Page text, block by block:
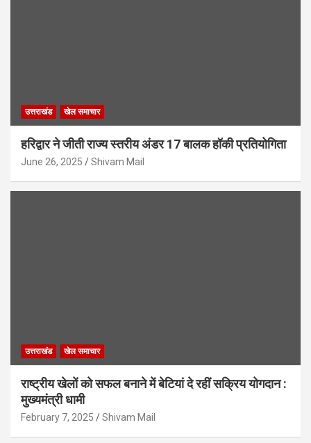
उत्तराखंड खेल समाचार
हरिद्वार ने जीती राज्य स्तरीय अंडर 17 बालक हॉकी प्रतियोगिता
June 26, 2025 Shivam Mail
उत्तराखंड खेल समाचार
राष्ट्रीय खेलों को सफल बनाने में बेटियां दे रहीं सक्रिय योगदान :
मुख्यमंत्री धामी
February 7, 2025 Shivam Mail